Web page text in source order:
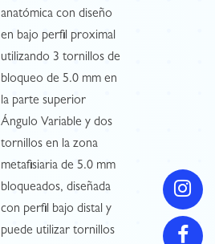
anatómica con diseño
en bajo perfil proximal
utilizando 3 tornillos de
bloqueo de 5.0 mm en
la parte superior
Ángulo Variable y dos
tornillos en la zona
metafisiaria de 5.0 mm
bloqueados, diseñada
con perfil bajo distal y
puede utilizar tornillos